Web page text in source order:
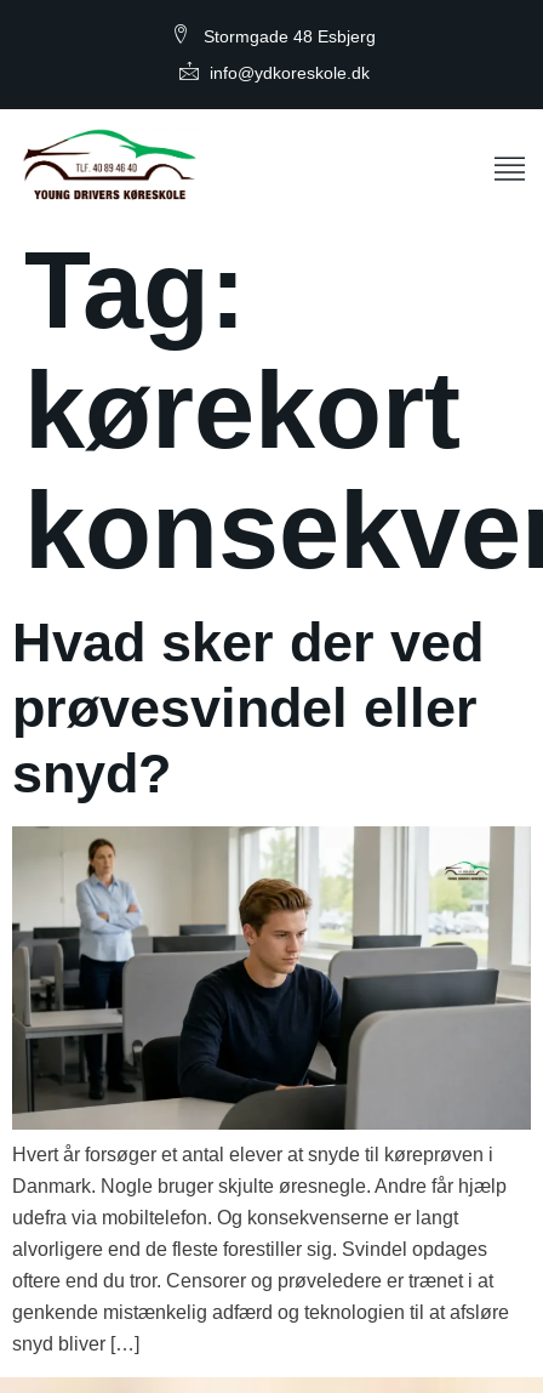
Stormgade 48 Esbjerg
info@ydkoreskole.dk
Tag:
kørekort
Hvad sker der ved
prøvesvindel eller
snyd?
Hvert år forsøger et antal elever at snyde til køreprøven i
Danmark. Nogle bruger skjulte øresnegle. Andre får hjælp
udefra via mobiltelefon. Og konsekvenserne er langt
alvorligere end de fleste forestiller sig. Svindel opdages
oftere end du tror. Censorer og prøveledere er trænet i at
genkende mistænkelig adfærd og teknologien til at afsløre
snyd bliver […]